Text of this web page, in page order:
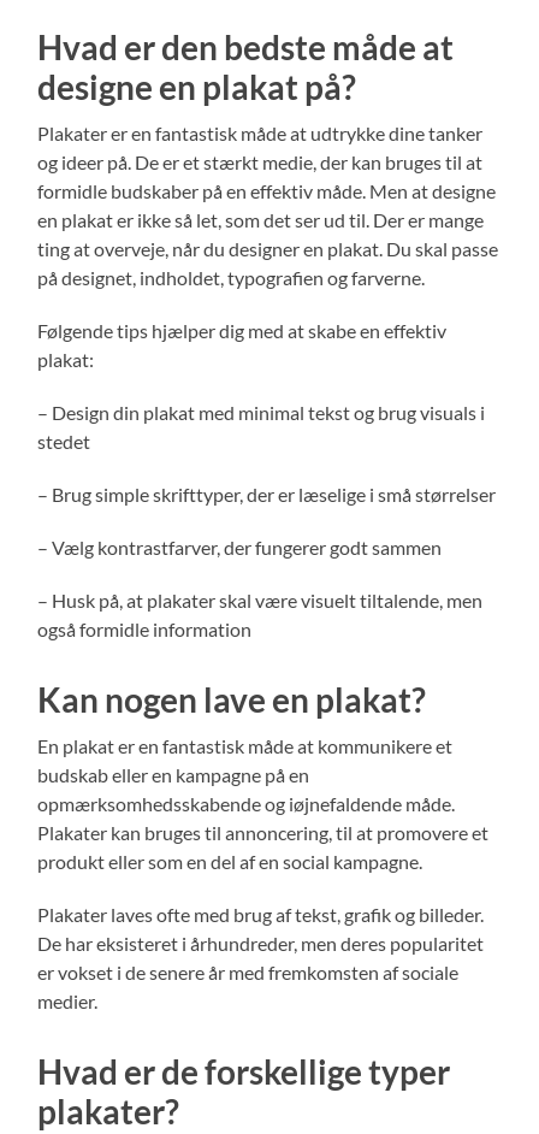
Hvad er den bedste måde at
designe en plakat på?
Plakater er en fantastisk måde at udtrykke dine tanker
og ideer på. De er et stærkt medie, der kan bruges til at
formidle budskaber på en effektiv måde. Men at designe
en plakat er ikke så let, som det ser ud til. Der er mange
ting at overveje, når du designer en plakat. Du skal passe
på designet, indholdet, typografien og farverne.
Følgende tips hjælper dig med at skabe en effektiv
plakat:
– Design din plakat med minimal tekst og brug visuals i
stedet
– Brug simple skrifttyper, der er læselige i små størrelser
– Vælg kontrastfarver, der fungerer godt sammen
– Husk på, at plakater skal være visuelt tiltalende, men
også formidle information
Kan nogen lave en plakat?
En plakat er en fantastisk måde at kommunikere et
budskab eller en kampagne på en
opmærksomhedsskabende og iøjnefaldende måde.
Plakater kan bruges til annoncering, til at promovere et
produkt eller som en del af en social kampagne.
Plakater laves ofte med brug af tekst, grafik og billeder.
De har eksisteret i århundreder, men deres popularitet
er vokset i de senere år med fremkomsten af sociale
medier.
Hvad er de forskellige typer
plakater?